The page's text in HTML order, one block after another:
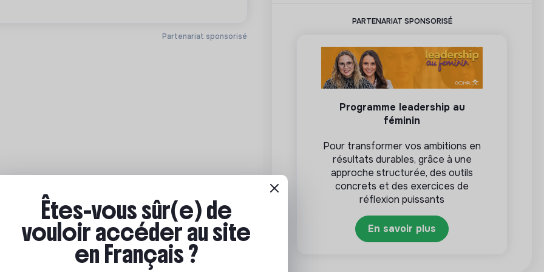
lesquels nous intervenons. Vous
auprès de communautés de gensPartenariat sponsorisé
PARTENARIAT SPONSORISÉ
Programme leadership au
féminin
Pour transformer vos ambitions en
résultats durables, grâce à une
approche structurée, des outils
concrets et des exercices de
réflexion puissants
En savoir plus
Êtes-vous sûr(e) de
vouloir accéder au site
en Français ?